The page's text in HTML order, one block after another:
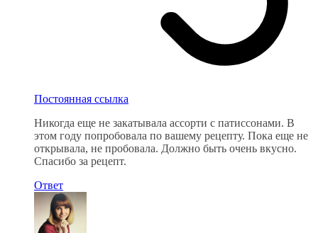
Постоянная ссылка
Никогда еще не закатывала ассорти с патиссонами. В
этом году попробовала по вашему рецепту. Пока еще не
открывала, не пробовала. Должно быть очень вкусно.
Спасибо за рецепт.
Ответ